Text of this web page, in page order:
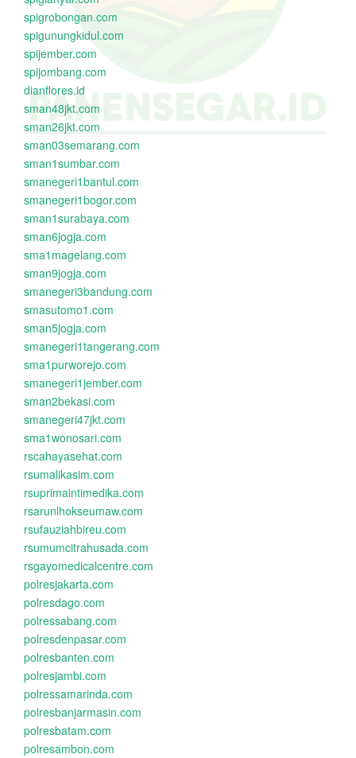
spigrobongan.com
spigunungkidul.com
spijember.com
spijombang.com
dianflores.id
sman48jkt.com
sman26jkt.com
sman03semarang.com
sman1sumbar.com
smanegeri1bantul.com
smanegeri1bogor.com
sman1surabaya.com
sman6jogja.com
sma1magelang.com
sman9jogja.com
smanegeri3bandung.com
smasutomo1.com
sman5jogja.com
smanegeri1tangerang.com
sma1purworejo.com
smanegeri1jember.com
sman2bekasi.com
smanegeri47jkt.com
sma1wonosari.com
rscahayasehat.com
rsumalikasim.com
rsuprimaintimedika.com
rsarunlhokseumaw.com
rsufauziahbireu.com
rsumumcitrahusada.com
rsgayomedicalcentre.com
polresjakarta.com
polresdago.com
polressabang.com
polresdenpasar.com
polresbanten.com
polresjambi.com
polressamarinda.com
polresbanjarmasin.com
polresbatam.com
polresambon.com